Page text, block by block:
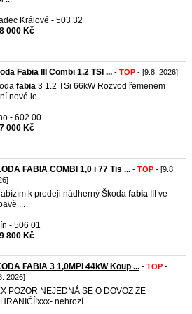
Králové - 503 32
000 Kč
Fabia III Combi 1.2 TSI ... - TOP - [9.8. 2026]
fabia 3 1.2 TSi 66kW Rozvod řemenem
nové le ...
- 602 00
000 Kč
FABIA COMBI 1,0 i 77 Tis ... - TOP - [9.8.
k prodeji nádherný Škoda fabia III ve
...
- 506 01
800 Kč
FABIA 3 1,0MPi 44kW Koup ... - TOP -
2026]
POZOR NEJEDNÁ SE O DOVOZ ZE
nehrozí ...